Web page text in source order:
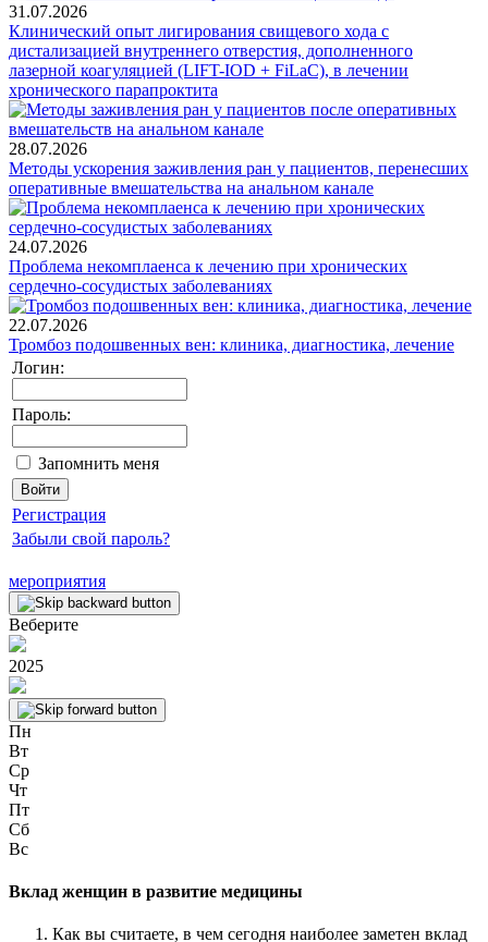
31.07.2026
Клинический опыт лигирования свищевого хода с
дистализацией внутреннего отверстия, дополненного
лазерной коагуляцией (LIFT-IOD + FiLaC), в лечении
хронического парапроктита
28.07.2026
Методы ускорения заживления ран у пациентов, перенесших
оперативные вмешательства на анальном канале
24.07.2026
Проблема некомплаенса к лечению при хронических
сердечно-сосудистых заболеваниях
22.07.2026
Тромбоз подошвенных вен: клиника, диагностика, лечение
Логин:
Пароль:
Запомнить меня
Регистрация
Забыли свой пароль?
мероприятия
Веберите
2025
Пн
Вт
Ср
Чт
Пт
Сб
Вс
Вклад женщин в развитие медицины
Как вы считаете, в чем сегодня наиболее заметен вклад